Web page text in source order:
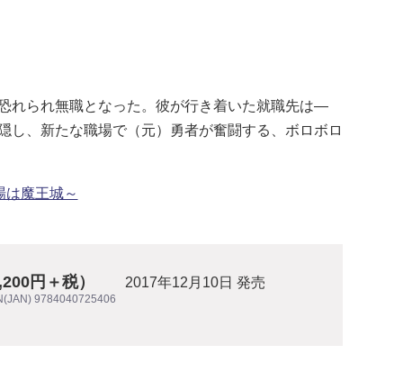
れられ無職となった。彼が行き着いた就職先は―
新たな職場で（元）勇者が奮闘する、ボロボロ
は魔王城～
円＋税） 2017年12月10日 発売
9784040725406